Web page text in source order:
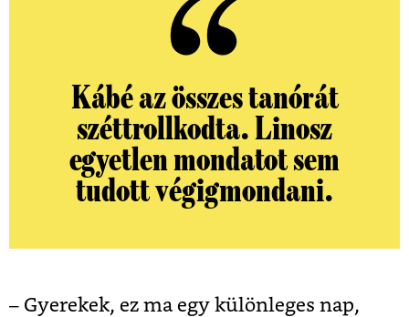
Kábé az összes tanórát
széttrollkodta. Linosz
egyetlen mondatot sem
tudott végigmondani.
– Gyerekek, ez ma egy különleges nap,